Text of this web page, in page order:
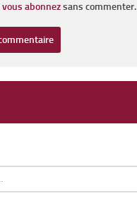
vous abonnezsans commenter.